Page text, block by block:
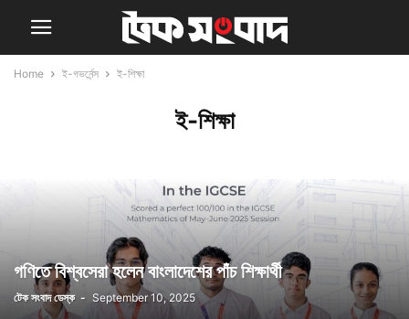
Home ই-গভর্নেন্স ই-শিক্ষা
ই-শিক্ষা
গণিতে বিশ্বসেরা হলেন বাংলাদেশের পাঁচ শিক্ষার্থী
টেক সংবাদ ডেস্ক - September 10, 2025